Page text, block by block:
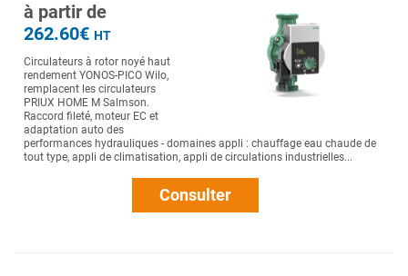
à partir de
262.60€ HT
Circulateurs à rotor noyé haut
rendement YONOS-PICO Wilo,
remplacent les circulateurs
PRIUX HOME M Salmson.
Raccord fileté, moteur EC et
adaptation auto des
performances hydrauliques - domaines appli : chauffage eau chaude de
tout type, appli de climatisation, appli de circulations industrielles...
Consulter